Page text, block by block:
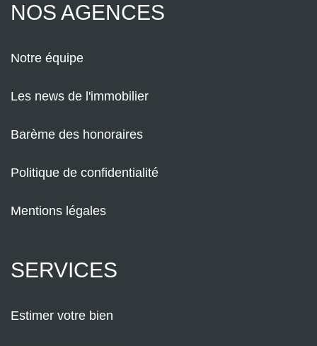
NOS AGENCES
Notre équipe
Les news de l'immobilier
Barème des honoraires
Politique de confidentialité
Mentions légales
SERVICES
Estimer votre bien